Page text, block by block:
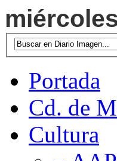
Portada
Cd. de
Cultura